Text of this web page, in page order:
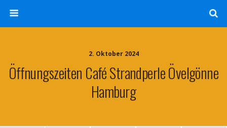
2. Oktober 2024
Öffnungszeiten Café Strandperle Övelgönne
Hamburg